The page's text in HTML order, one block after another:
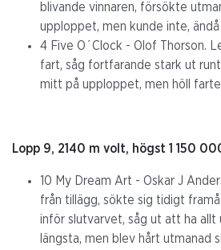
blivande vinnaren, försökte
upploppet, men kunde inte,
4 Five O´Clock - Olof Thorson.
fart, såg fortfarande stark ut runt
mitt på upploppet, men höll
Lopp 9, 2140 m volt, högst 1 150
10 My Dream Art - Oskar J
från tillägg, sökte sig tidigt
inför slutvarvet, såg ut att ha allt
längsta, men blev hårt utmanad